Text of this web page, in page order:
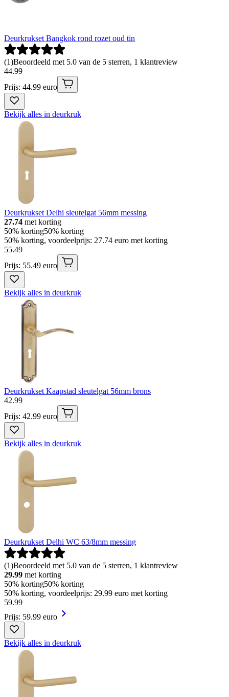
Deurkrukset Bangkok rond rozet oud tin
(1)Beoordeeld met 5.0 van de 5 sterren, 1 klantreview
44.99
Prijs: 44.99 euro
Bekijk alles in deurkruk
Deurkrukset Delhi sleutelgat 56mm messing
27.74 met korting
50% korting50% korting
50% korting, voordeelprijs: 27.74 euro met korting
55.49
Prijs: 55.49 euro
Bekijk alles in deurkruk
Deurkrukset Kaapstad sleutelgat 56mm brons
42.99
Prijs: 42.99 euro
Bekijk alles in deurkruk
Deurkrukset Delhi WC 63/8mm messing
(1)Beoordeeld met 5.0 van de 5 sterren, 1 klantreview
29.99 met korting
50% korting50% korting
50% korting, voordeelprijs: 29.99 euro met korting
59.99
Prijs: 59.99 euro
Bekijk alles in deurkruk